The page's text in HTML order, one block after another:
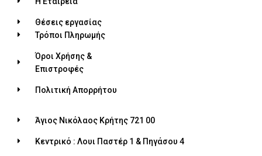
Θέσεις εργασίας
Τρόποι Πληρωμής
Όροι Χρήσης &
Επιστροφές
Πολιτική Απορρήτου
Άγιος Νικόλαος Κρήτης 721 00
Κεντρικό : Λουι Παστέρ 1 & Πηγάσου 4